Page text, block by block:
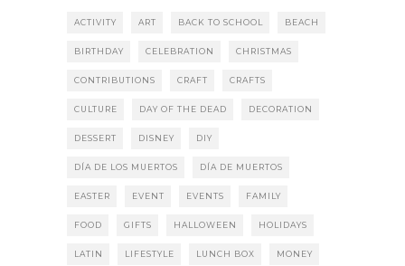
ACTIVITY ART BACK TO SCHOOL BEACH
BIRTHDAY CELEBRATION CHRISTMAS
CONTRIBUTIONS CRAFT CRAFTS
CULTURE DAY OF THE DEAD DECORATION
DESSERT DISNEY DIY
DÍA DE LOS MUERTOS DÍA DE MUERTOS
EASTER EVENT EVENTS FAMILY
FOOD GIFTS HALLOWEEN HOLIDAYS
LATIN LIFESTYLE LUNCH BOX MONEY